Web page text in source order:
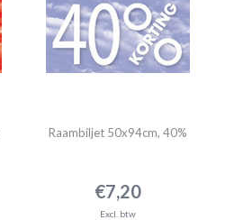
Raambiljet 50x94cm, 40%
€7,20
Excl. btw